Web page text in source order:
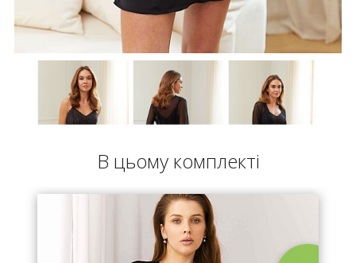
В цьому комплекті